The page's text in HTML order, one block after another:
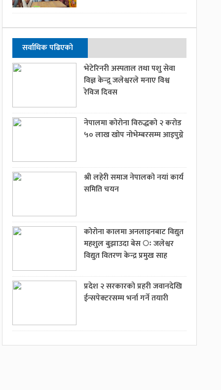
सर्वाधिक पढिएको
भेटेरिनरी अस्पताल तथा पशु सेवा
विज्ञ केन्द्र्र जलेश्वरले मनाए विश्व
रेविज दिवस
नेपालमा कोरोना विरुद्धको २ करोड
५० लाख खोप नोभेम्बरसम्म आइपुग्ने
श्री लहेरी समाज नेपालको नयां कार्य
समिति चयन
कोरोना कालमा अनलाइनबाट विद्युत
महशुल बुझाउदा बेस ः जलेश्वर
विद्युत वितरण केन्द्र प्रमुख साह
प्रदेश २ सरकारको प्रहरी जवानदेखि
ईन्सपेक्टरसम्म भर्ना गर्ने तयारी